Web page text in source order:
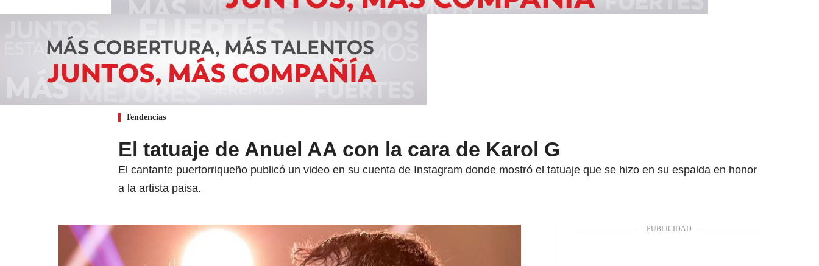
Tendencias
El tatuaje de Anuel AA con la cara de Karol G
El cantante puertorriqueño publicó un video en su cuenta de Instagram donde mostró el tatuaje que se hizo en su espalda en honor
a la artista paisa.